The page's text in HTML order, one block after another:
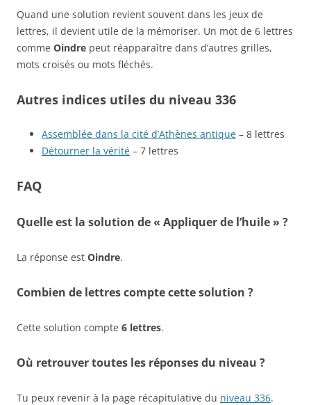
Quand une solution revient souvent dans les jeux de
lettres, il devient utile de la mémoriser. Un mot de 6 lettres
comme Oindre peut réapparaître dans d’autres grilles,
mots croisés ou mots fléchés.
Autres indices utiles du niveau 336
Assemblée dans la cité d’Athènes antique – 8 lettres
Détourner la vérité – 7 lettres
FAQ
Quelle est la solution de « Appliquer de l’huile » ?
La réponse est Oindre.
Combien de lettres compte cette solution ?
Cette solution compte 6 lettres.
Où retrouver toutes les réponses du niveau ?
Tu peux revenir à la page récapitulative du niveau 336.